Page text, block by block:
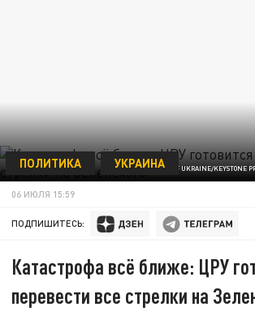
ФОТО: PRESIDENT OF UKRAINE/KEYSTONE
ПОЛИТИКА УКРАИНА
06 ИЮЛЯ 15:59
ПОДПИШИТЕСЬ:
Катастрофа всё ближе: ЦРУ
перевести все стрелки на